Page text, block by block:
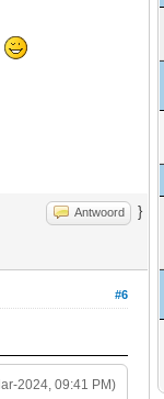
Antwoord }
#6
2024, 09:41 PM)